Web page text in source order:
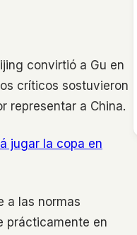
convirtió a Gu en
críticos sostuvieron
representar a China.
jugar la copa en
a las normas
prácticamente en